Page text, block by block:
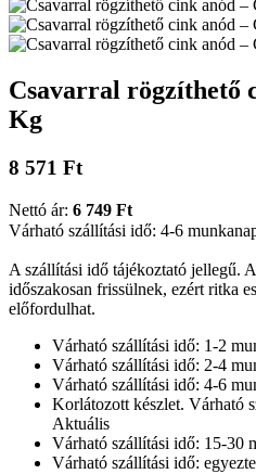
Csavarral rögzíthető
Kg
8 571 Ft
Nettó ár: 6 749 Ft
Várható szállítási idő: 4-6
A szállítási idő tájékoztató jellegű.
időszakosan frissülnek, ezért ritka
előfordulhat.
Várható szállítási idő: 1-2
Várható szállítási idő: 2-4
Várható szállítási idő: 4-6
Korlátozott készlet. Várható
Aktuális
Várható szállítási idő: 15-30
Várható szállítási idő: